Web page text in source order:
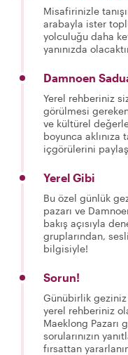
Misafirinizle
arabayla ister
yolculuğu daha
yanınızda
Damnoen
Yerel rehberiniz
görülmesi
ve kültürel
boyunca aklınıza
içgörülerini
Yerel Gibi
Bu özel günlük
pazarı ve
bakış açısıyla
gruplarından,
bilgisiyle!
Sorun!
Günübirlik
yerel rehberiniz
Maeklong Pazarı
sorularınızın
fırsattan